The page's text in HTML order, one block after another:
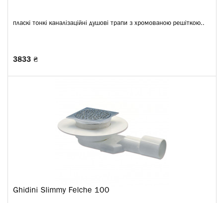
пласкі тонкі каналізаційні душові трапи з хромованою решіткою..
3833 ₴
Ghidini Slimmy Felche 100